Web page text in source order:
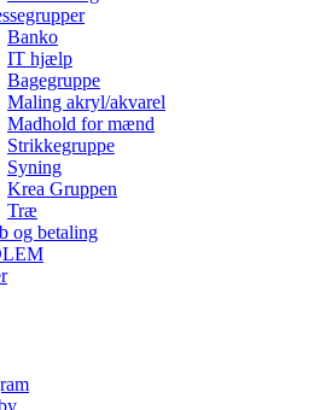
Banko
IT hjælp
Bagegruppe
Maling akryl/akvarel
Madhold for mænd
Strikkegruppe
Syning
Krea Gruppen
Træ
og betaling